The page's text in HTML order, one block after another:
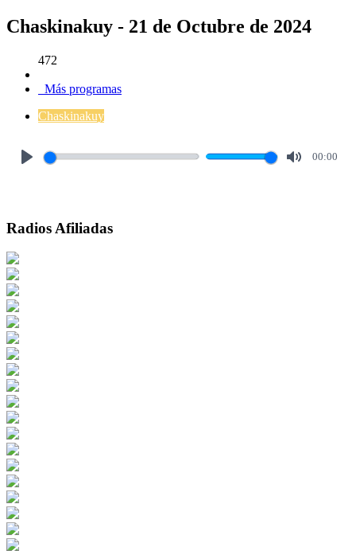
Chaskinakuy - 21 de Octubre de 2024
472
Más programas
Chaskinakuy
00:00
Radios Afiliadas